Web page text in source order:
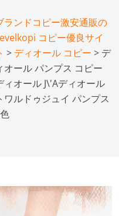
ランドコピー激安通販の
コピー優良サイ
> ディオール コピー > デ
オール パンプス コピー
ィオール J\'Aディオール
ワルドゥジュイ パンプス